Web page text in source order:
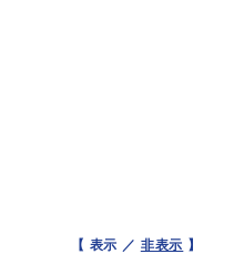
【 表示 ／ 非表示 】